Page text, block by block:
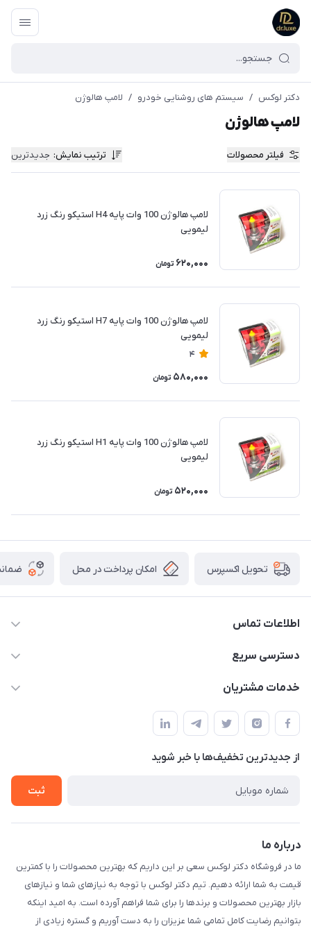
دکتر لوکس / سیستم های روشنایی خودرو / لامپ هالوژن
لامپ هالوژن
فیلتر محصولات ترتیب نمایش: جدیدترین
لامپ هالوژن 100 وات پایه H4 استیکو رنگ زرد
لیمویی
620,000 تومان
لامپ هالوژن 100 وات پایه H7 استیکو رنگ زرد
لیمویی
4
580,000 تومان
لامپ هالوژن 100 وات پایه H1 استیکو رنگ زرد
لیمویی
520,000 تومان
تحویل اکسپرس امکان پرداخت در محل
اطلاعات تماس
09052448002
ای پاساژ محمودی
دسترسی سریع
حساب کاربری
لیست محصولات
درباره ما
خدمات مشتریان
قوانین و مقررات
حریم خصوصی
راهنما
از جدید‌ترین تخفیف‌ها با‌ خبر شوید
ثبت
درباره ما
ما در فروشگاه دکتر لوکس سعی بر این داریم که بهترین محصولات را با کمترین
قیمت به شما ارائه دهیم. تیم دکتر لوکس با توجه به نیازهای شما و نیازهای
بازار بهترین محصولات و برندها را برای شما فراهم آورده است. به امید اینکه
بتوانیم رضایت کامل تمامی شما عزیزان را به دست آوریم و گستره زیادی از